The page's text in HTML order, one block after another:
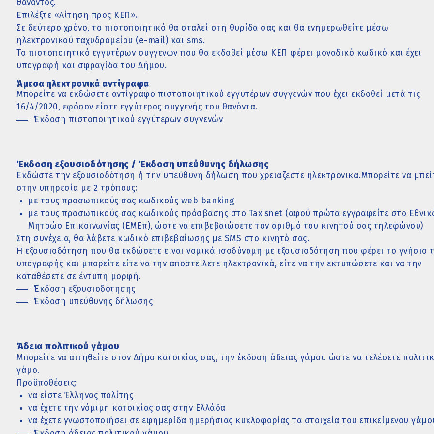
θανόντος.
Επιλέξτε «Αίτηση προς ΚΕΠ».
Σε δεύτερο χρόνο, το πιστοποιητικό θα σταλεί στη θυρίδα σας και θα ενημερωθείτε μέσω
ηλεκτρονικού ταχυδρομείου (e-mail) και sms.
Το πιστοποιητικό εγγυτέρων συγγενών που θα εκδοθεί μέσω ΚΕΠ φέρει μοναδικό κωδικό και έχει
υπογραφή και σφραγίδα του Δήμου.
Άμεσα ηλεκτρονικά αντίγραφα
Μπορείτε να εκδώσετε αντίγραφο πιστοποιητικού εγγυτέρων συγγενών που έχει εκδοθεί μετά τις
16/4/2020, εφόσον είστε εγγύτερος συγγενής του θανόντα.
Έκδοση πιστοποιητικού εγγύτερων συγγενών
Έκδοση εξουσιοδότησης / Έκδοση υπεύθυνης δήλωσης
Εκδώστε την εξουσιοδότηση ή την υπεύθυνη δήλωση που χρειάζεστε ηλεκτρονικά.Μπορείτε να
στην υπηρεσία με 2 τρόπους:
με τoυς προσωπικούς σας κωδικούς web banking
με τους προσωπικούς σας κωδικούς πρόσβασης στο Taxisnet (αφού πρώτα εγγραφείτε στο
Μητρώο Επικοινωνίας (ΕΜΕπ), ώστε να επιβεβαιώσετε τον αριθμό του κινητού σας τηλεφώνου)
Στη συνέχεια, θα λάβετε κωδικό επιβεβαίωσης με SMS στο κινητό σας.
Η εξουσιοδότηση που θα εκδώσετε είναι νομικά ισοδύναμη με εξουσιοδότηση που φέρει το γνήσιο
υπογραφής και μπορείτε είτε να την αποστείλετε ηλεκτρονικά, είτε να την εκτυπώσετε και να την
καταθέσετε σε έντυπη μορφή.
Έκδοση εξουσιοδότησης
Έκδοση υπεύθυνης δήλωσης
Άδεια πολιτικού γάμου
Μπορείτε να αιτηθείτε στον Δήμο κατοικίας σας, την έκδοση άδειας γάμου ώστε να τελέσετε
γάμο.
Προϋποθέσεις:
να είστε Έλληνας πολίτης
να έχετε την νόμιμη κατοικίας σας στην Ελλάδα
να έχετε γνωστοποιήσει σε εφημερίδα ημερήσιας κυκλοφορίας τα στοιχεία του επικείμενου